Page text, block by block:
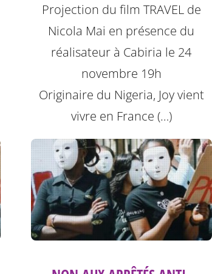
Projection du film TRAVEL de
Nicola Mai en présence du
réalisateur à Cabiria le 24
novembre 19h
Originaire du Nigeria, Joy vient
vivre en France (…)